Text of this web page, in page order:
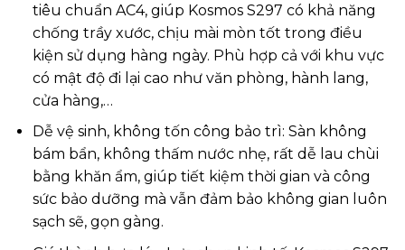
tiêu chuẩn AC4, giúp Kosmos S297 có khả năng
chống trầy xước, chịu mài mòn tốt trong điều
kiện sử dụng hàng ngày. Phù hợp cả với khu vực
có mật độ đi lại cao như văn phòng, hành lang,
cửa hàng,…
Dễ vệ sinh, không tốn công bảo trì: Sàn không
bám bẩn, không thấm nước nhẹ, rất dễ lau chùi
bằng khăn ẩm, giúp tiết kiệm thời gian và công
sức bảo dưỡng mà vẫn đảm bảo không gian luôn
sạch sẽ, gọn gàng.